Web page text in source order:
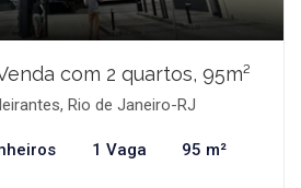
com 2 quartos, 95m²
Rio de Janeiro-RJ
1 Vaga 95 m²